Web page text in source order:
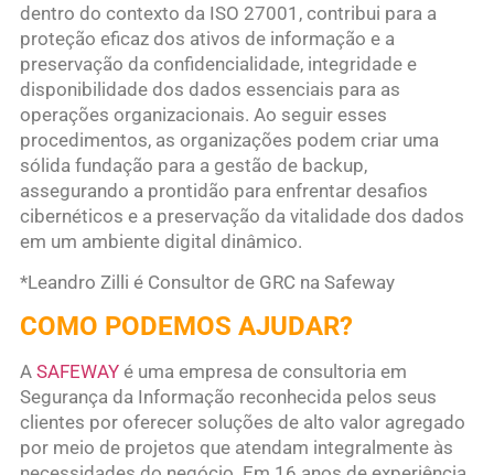
dentro do contexto da ISO 27001, contribui para a
proteção eficaz dos ativos de informação e a
preservação da confidencialidade, integridade e
disponibilidade dos dados essenciais para as
operações organizacionais. Ao seguir esses
procedimentos, as organizações podem criar uma
sólida fundação para a gestão de backup,
assegurando a prontidão para enfrentar desafios
cibernéticos e a preservação da vitalidade dos dados
em um ambiente digital dinâmico.
*Leandro Zilli é Consultor de GRC na Safeway
COMO PODEMOS AJUDAR?
A SAFEWAYé uma empresa de consultoria em
Segurança da Informação reconhecida pelos seus
clientes por oferecer soluções de alto valor agregado
por meio de projetos que atendam integralmente às